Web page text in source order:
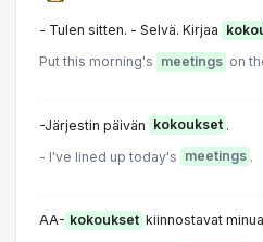
- Tulen sitten. - Selvä. Kirjaa
Put this morning's meetings on
-Järjestin päivän kokoukset .
- I've lined up today's meetings .
AA- kokoukset kiinnostavat